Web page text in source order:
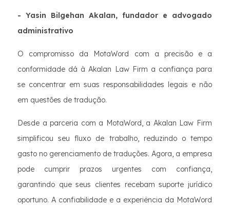
- Yasin Bilgehan Akalan, fundador e advogado
administrativo
O compromisso da MotaWord com a precisão e a
conformidade dá à Akalan Law Firm a confiança para
se concentrar em suas responsabilidades legais e não
em questões de tradução.
Desde a parceria com a MotaWord, a Akalan Law Firm
simplificou seu fluxo de trabalho, reduzindo o tempo
gasto no gerenciamento de traduções. Agora, a empresa
pode cumprir prazos urgentes com confiança,
garantindo que seus clientes recebam suporte jurídico
oportuno. A confiabilidade e a experiência da MotaWord